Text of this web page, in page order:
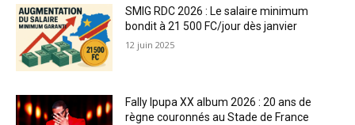
SMIG RDC 2026 : Le salaire minimum
bondit à 21 500 FC/jour dès janvier
12 juin 2025
Fally Ipupa XX album 2026 : 20 ans de
règne couronnés au Stade de France